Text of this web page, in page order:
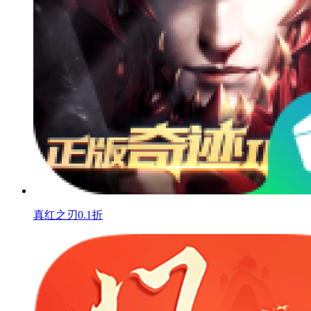
真红之刃0.1折